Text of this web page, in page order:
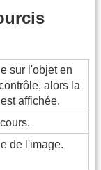
sur l'objet en
alors la
affichée.
de l'image.